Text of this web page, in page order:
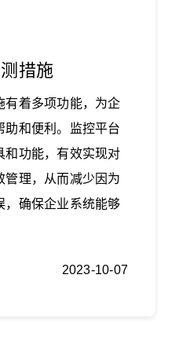
措施
有着多项功能，为企
助和便利。监控平台
和功能，有效实现对
管理，从而减少因为
，确保企业系统能够
2023-10-07